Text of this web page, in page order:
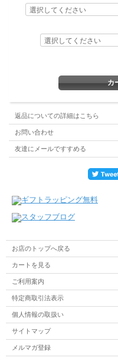
返品についての詳細はこちら
お問い合わせ
友達にメールですすめる
お店のトップへ戻る
カートを見る
ご利用案内
特定商取引法表示
個人情報の取扱い
サイトマップ
メルマガ登録